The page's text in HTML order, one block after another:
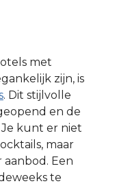
met
zijn, is
. Dit stijlvolle
en de
Je kunt er niet
maar
Een
te